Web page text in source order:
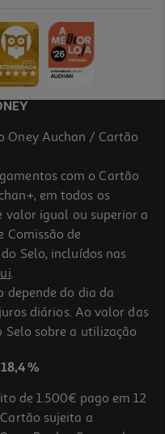
2800 W
Oney Auchan / Cartão
com o Cartão
em todos os
valor igual ou superior a
Comissão de
Selo, incluídos nas
.
depende do dia da
diários. Ao valor das
Selo sobre a utilização
%
de 1.500€ pago em 12
Cartão sujeita a